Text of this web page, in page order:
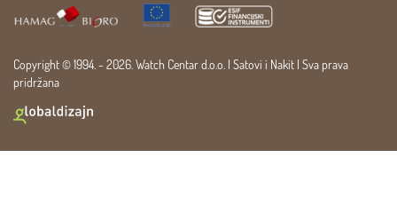
Copyright © 1994. - 2026. Watch Centar d.o.o. | Satovi i Nakit | Sva prava
pridržana